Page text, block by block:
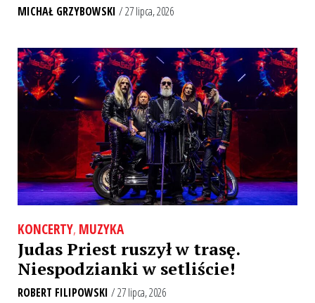
MICHAŁ GRZYBOWSKI / 27 lipca, 2026
KONCERTY, MUZYKA
Judas Priest ruszył w trasę.
Niespodzianki w setliście!
ROBERT FILIPOWSKI / 27 lipca, 2026